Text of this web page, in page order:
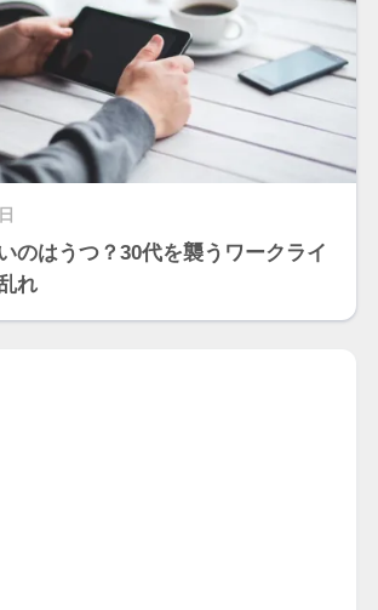
のはうつ？30代を襲うワークライ
れ